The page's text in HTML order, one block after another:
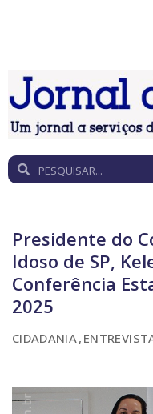
Presidente do
Idoso de SP,
Conferência
2025
CIDADANIA